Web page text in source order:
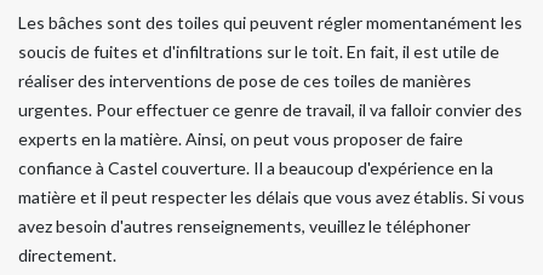
Les bâches sont des toiles qui peuvent régler momentanément les
soucis de fuites et d'infiltrations sur le toit. En fait, il est utile de
réaliser des interventions de pose de ces toiles de manières
urgentes. Pour effectuer ce genre de travail, il va falloir convier des
experts en la matière. Ainsi, on peut vous proposer de faire
confiance à Castel couverture. Il a beaucoup d'expérience en la
matière et il peut respecter les délais que vous avez établis. Si vous
avez besoin d'autres renseignements, veuillez le téléphoner
directement.